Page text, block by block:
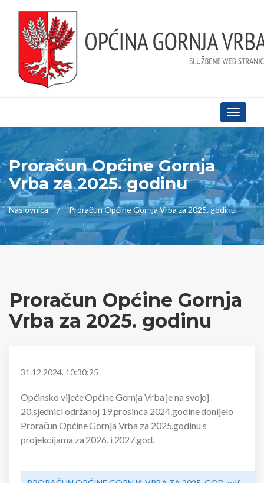
Toggle
Proračun Općine Gornja
Vrba za 2025. godinu
Naslovnica Proračun Općine Gornja Vrba za 2025. godinu
Proračun Općine Gornja
Vrba za 2025. godinu
31.12.2024. 10:30:25
Općinsko vijeće Općine Gornja Vrba je na svojoj
20.sjednici održanoj 19.prosinca 2024.godine donijelo
Proračun Općine Gornja Vrba za 2025.godinu s
projekcijama za 2026. i 2027.god.